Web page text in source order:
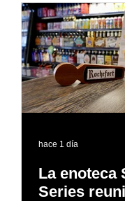
producido
en Puerto
La enoteca
Series
hace 1 día